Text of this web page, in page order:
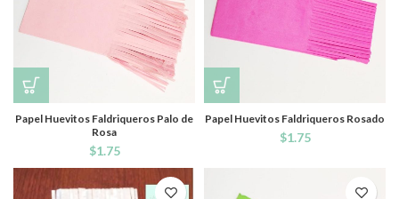
Papel Huevitos Faldriqueros Palo de
Rosa
$1.75
Papel Huevitos Faldriqueros Rosado
$1.75